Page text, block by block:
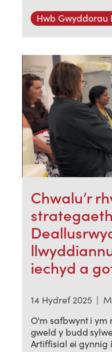
Hwb Gwyddorau
Chwalu’r
iechyd a
14 Hydref 2025 |
O'm safbwynt i ym
gweld y budd
Artiffisial ei gynnig